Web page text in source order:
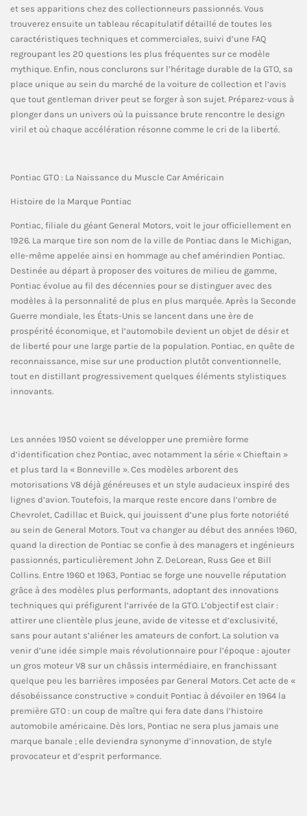
et ses apparitions chez des collectionneurs passionnés. Vous
trouverez ensuite un tableau récapitulatif détaillé de toutes les
caractéristiques techniques et commerciales, suivi d’une FAQ
regroupant les 20 questions les plus fréquentes sur ce modèle
mythique. Enfin, nous conclurons sur l’héritage durable de la GTO, sa
place unique au sein du marché de la voiture de collection et l’avis
que tout gentleman driver peut se forger à son sujet. Préparez-vous à
plonger dans un univers où la puissance brute rencontre le design
viril et où chaque accélération résonne comme le cri de la liberté.
Pontiac GTO : La Naissance du Muscle Car Américain
Histoire de la Marque Pontiac
Pontiac, filiale du géant General Motors, voit le jour officiellement en
1926. La marque tire son nom de la ville de Pontiac dans le Michigan,
elle-même appelée ainsi en hommage au chef amérindien Pontiac.
Destinée au départ à proposer des voitures de milieu de gamme,
Pontiac évolue au fil des décennies pour se distinguer avec des
modèles à la personnalité de plus en plus marquée. Après la Seconde
Guerre mondiale, les États-Unis se lancent dans une ère de
prospérité économique, et l’automobile devient un objet de désir et
de liberté pour une large partie de la population. Pontiac, en quête de
reconnaissance, mise sur une production plutôt conventionnelle,
tout en distillant progressivement quelques éléments stylistiques
innovants.
Les années 1950 voient se développer une première forme
d’identification chez Pontiac, avec notamment la série « Chieftain »
et plus tard la « Bonneville ». Ces modèles arborent des
motorisations V8 déjà généreuses et un style audacieux inspiré des
lignes d’avion. Toutefois, la marque reste encore dans l’ombre de
Chevrolet, Cadillac et Buick, qui jouissent d’une plus forte notoriété
au sein de General Motors. Tout va changer au début des années 1960,
quand la direction de Pontiac se confie à des managers et ingénieurs
passionnés, particulièrement John Z. DeLorean, Russ Gee et Bill
Collins. Entre 1960 et 1963, Pontiac se forge une nouvelle réputation
grâce à des modèles plus performants, adoptant des innovations
techniques qui préfigurent l’arrivée de la GTO. L’objectif est clair :
attirer une clientèle plus jeune, avide de vitesse et d’exclusivité,
sans pour autant s’aliéner les amateurs de confort. La solution va
venir d’une idée simple mais révolutionnaire pour l’époque : ajouter
un gros moteur V8 sur un châssis intermédiaire, en franchissant
quelque peu les barrières imposées par General Motors. Cet acte de «
désobéissance constructive » conduit Pontiac à dévoiler en 1964 la
première GTO : un coup de maître qui fera date dans l’histoire
automobile américaine. Dès lors, Pontiac ne sera plus jamais une
marque banale ; elle deviendra synonyme d’innovation, de style
provocateur et d’esprit performance.